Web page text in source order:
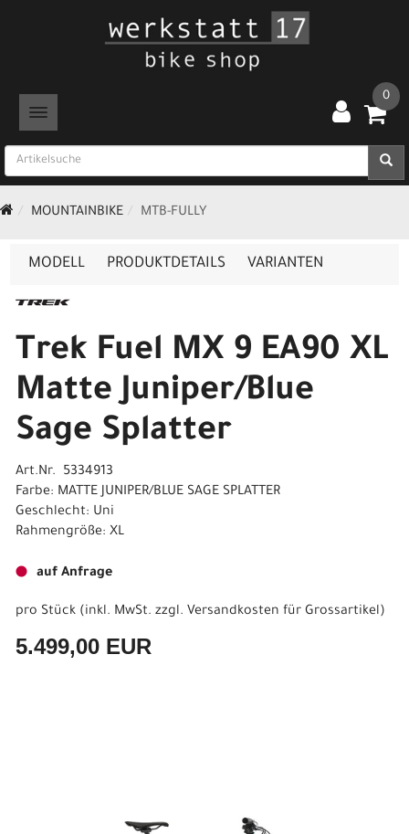
TOGGLE NAVIGATION
0
MOUNTAINBIKE MTB-FULLY
MODELL PRODUKTDETAILS VARIANTEN
Trek Fuel MX 9 EA90 XL
Matte Juniper/Blue
Sage Splatter
Art.Nr. 5334913
Farbe: MATTE JUNIPER/BLUE SAGE SPLATTER
Geschlecht: Uni
Rahmengröße: XL
auf Anfrage
pro Stück (inkl. MwSt. zzgl. Versandkosten für Grossartikel)
5.499,00 EUR